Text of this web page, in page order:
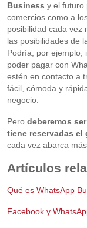
Business y el futuro
comercios como a
posibilidad cada vez
las posibilidades de
Podría, por ejemplo,
poder pagar con
estén en contacto a
fácil, cómoda y
negocio.
Pero deberemos
tiene reservadas el
cada vez abarca
Artículos
Qué es WhatsApp
Facebook y